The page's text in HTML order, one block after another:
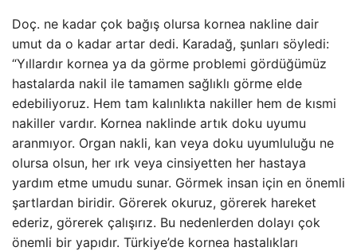
Doç. ne kadar çok bağış olursa kornea nakline dair
umut da o kadar artar dedi. Karadağ, şunları söyledi:
“Yıllardır kornea ya da görme problemi gördüğümüz
hastalarda nakil ile tamamen sağlıklı görme elde
edebiliyoruz. Hem tam kalınlıkta nakiller hem de kısmi
nakiller vardır. Kornea naklinde artık doku uyumu
aranmıyor. Organ nakli, kan veya doku uyumluluğu ne
olursa olsun, her ırk veya cinsiyetten her hastaya
yardım etme umudu sunar. Görmek insan için en önemli
şartlardan biridir. Görerek okuruz, görerek hareket
ederiz, görerek çalışırız. Bu nedenlerden dolayı çok
önemli bir yapıdır. Türkiye’de kornea hastalıkları